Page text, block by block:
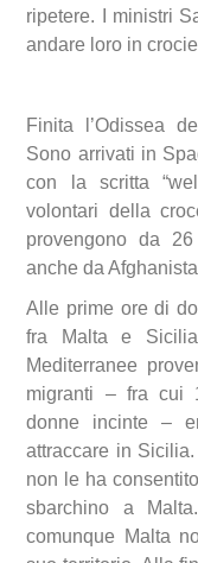
ripetere. I ministri
andare loro in
Finita l’Odissea
Sono arrivati in
con la scritta
volontari della
provengono da
anche da
Alle prime ore di
fra Malta e
Mediterranee
migranti – fra cui
donne incinte –
attraccare in
non le ha
sbarchino a
comunque Malta